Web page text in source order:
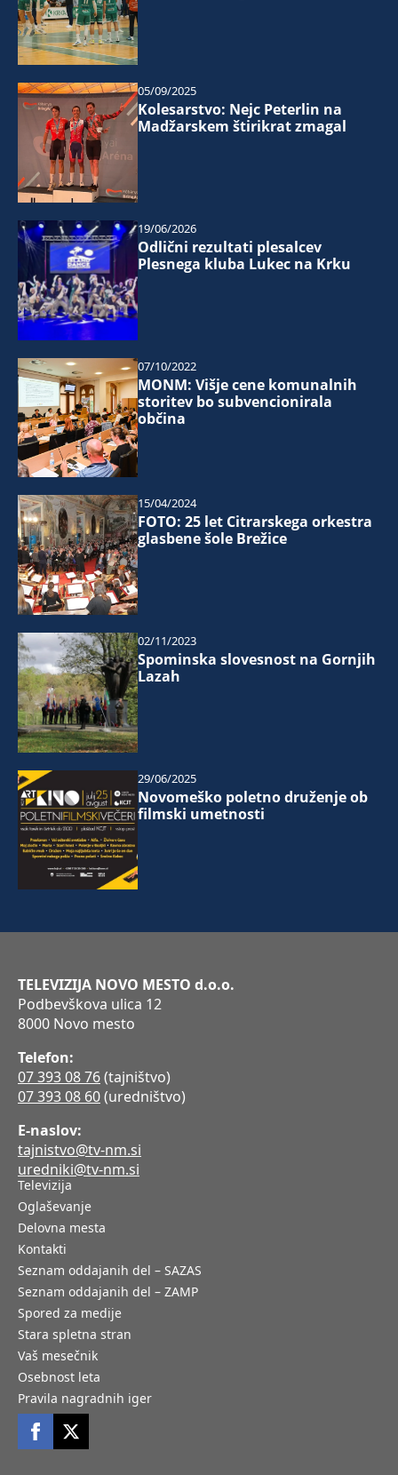
Kolesarstvo: Nejc Peterlin na
Madžarskem štirikrat zmagal
05/09/2025
Odlični rezultati plesalcev
Plesnega kluba Lukec na Krku
19/06/2026
MONM: Višje cene komunalnih
storitev bo subvencionirala
občina
07/10/2022
FOTO: 25 let Citrarskega orkestra
glasbene šole Brežice
15/04/2024
Spominska slovesnost na Gornjih
Lazah
02/11/2023
Novomeško poletno druženje ob
filmski umetnosti
29/06/2025
TELEVIZIJA NOVO MESTO d.o.o.
Podbevškova ulica 12
8000 Novo mesto
Telefon:
07 393 08 76(tajništvo)
07 393 08 60(uredništvo)
E-naslov:
tajnistvo@tv-nm.si
uredniki@tv-nm.si
Televizija
Oglaševanje
Delovna mesta
Kontakti
Seznam oddajanih del – SAZAS
Seznam oddajanih del – ZAMP
Spored za medije
Stara spletna stran
Vaš mesečnik
Osebnost leta
Pravila nagradnih iger